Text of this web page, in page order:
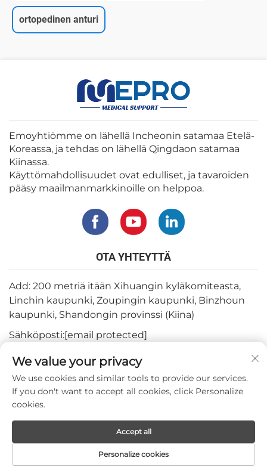
ortopedinen anturi
Emoyhtiömme on lähellä Incheonin satamaa Etelä-
Koreassa, ja tehdas on lähellä Qingdaon satamaa
Kiinassa.
Käyttömahdollisuudet ovat edulliset, ja tavaroiden
pääsy maailmanmarkkinoille on helppoa.
OTA YHTEYTTÄ
Add: 200 metriä itään Xihuangin kyläkomiteasta,
Linchin kaupunki, Zoupingin kaupunki, Binzhoun
kaupunki, Shandongin provinssi (Kiina)
Sähköposti:[email protected]
Puh:
+82-3180427370
Puhelin:+86-15564344404
Whatsapp: +82-1022396668
Copyright © 2024 by Mepro Medical Co.,Ltd.
We value your privacy
We use cookies and similar tools to provide our services.
If you don't want to accept all cookies, click Personalize
cookies.
Personalize cookies
Accept all